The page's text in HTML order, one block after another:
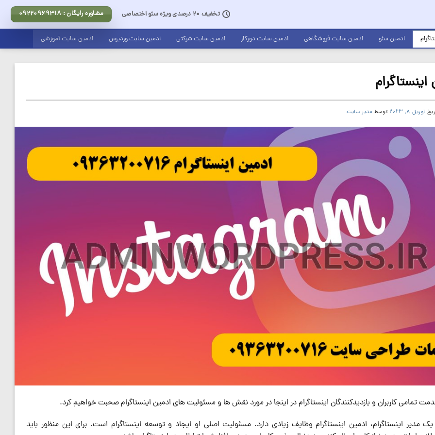
تخفیف 20 درصدی ویژه سئو اختصاصی مشاوره رایگان : 09220969318
ادمین سئو ادمین سایت فروشگاهی ادمین سایت دورکار ادمین سایت شرکتی ادمین سایت وردپرس ادمین سایت آموزشی
آوریل 8, 2023 توسط مدیر سایت
تمامی کاربران و بازدیدکنندگان اینستاگرام در اینجا در مورد نقش ها و مسئولیت های ادمین اینستاگرام صحبت خواهیم کرد.
مدیر اینستاگرام، ادمین اینستاگرام وظایف زیادی دارد. مسئولیت اصلی او ایجاد و توسعه اینستاگرام است. برای این منظور باید